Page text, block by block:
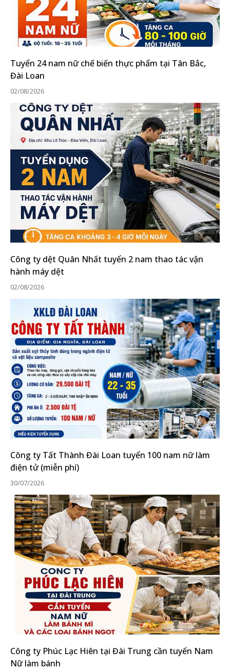
Tuyển 24 nam nữ chế biến thực phẩm tại Tân Bắc,
Đài Loan
02/08/2026
Công ty dệt Quân Nhất tuyển 2 nam thao tác vận
hành máy dệt
02/08/2026
Công ty Tất Thành Đài Loan tuyển 100 nam nữ làm
điện tử (miễn phí)
30/07/2026
Công ty Phúc Lạc Hiên tại Đài Trung cần tuyển Nam
Nữ làm bánh